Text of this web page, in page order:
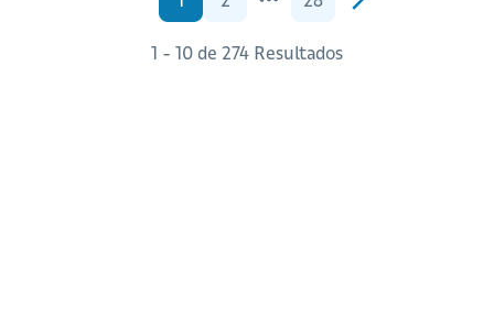
1 - 10 de 274 Resultados